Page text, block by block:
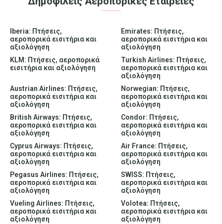
Iberia: Πτήσεις,
αεροπορικά εισιτήρια και
αξιολόγηση
Emirates: Πτήσεις,
αεροπορικά εισιτήρια και
αξιολόγηση
KLM: Πτήσεις, αεροπορικά
εισιτήρια και αξιολόγηση
Turkish Airlines: Πτήσεις,
αεροπορικά εισιτήρια και
αξιολόγηση
Austrian Airlines: Πτήσεις,
αεροπορικά εισιτήρια και
αξιολόγηση
Norwegian: Πτήσεις,
αεροπορικά εισιτήρια και
αξιολόγηση
British Airways: Πτήσεις,
αεροπορικά εισιτήρια και
αξιολόγηση
Condor: Πτήσεις,
αεροπορικά εισιτήρια και
αξιολόγηση
Cyprus Airways: Πτήσεις,
αεροπορικά εισιτήρια και
αξιολόγηση
Air France: Πτήσεις,
αεροπορικά εισιτήρια και
αξιολόγηση
Pegasus Airlines: Πτήσεις,
αεροπορικά εισιτήρια και
αξιολόγηση
SWISS: Πτήσεις,
αεροπορικά εισιτήρια και
αξιολόγηση
Vueling Airlines: Πτήσεις,
αεροπορικά εισιτήρια και
αξιολόγηση
Volotea: Πτήσεις,
αεροπορικά εισιτήρια και
αξιολόγηση